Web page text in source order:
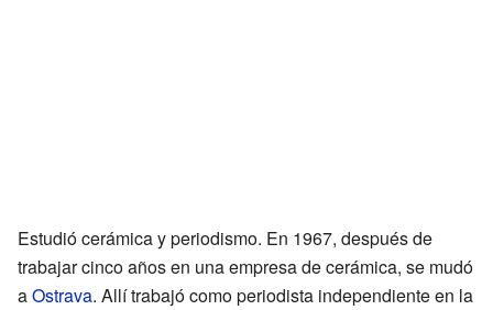
Estudió cerámica y periodismo. En 1967, después de
trabajar cinco años en una empresa de cerámica, se mudó
aOstrava. Allí trabajó como periodista independiente en la